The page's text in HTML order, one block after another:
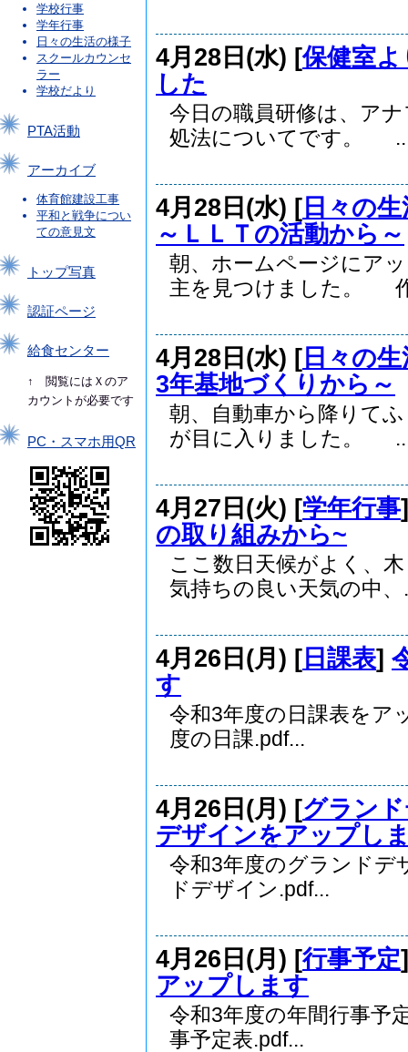
学校行事
学年行事
日々の生活の様子
スクールカウンセ
ラー
学校だより
PTA活動
アーカイブ
体育館建設工事
平和と戦争につい
ての意見文
トップ写真
認証ページ
給食センター
↑ 閲覧にはＸのア
カウントが必要です
PC・スマホ用QR
4月28日(水) [保健室よ
した
今日の職員研修は、ア
処法についてです。
4月28日(水) [ 日々の
～ＬＬＴの活動から～
朝、ホームページにア
主を見つけました。
4月28日(水) [ 日々の
3年基地づくりから～
朝、自動車から降りて
が目に入りました。
4月27日(火) [学年行事
の取り組みから~
ここ数日天候がよく、
気持ちの良い天気の中、
4月26日(月) [ 日課表]
す
令和3年度の日課表を
度の日課.pdf...
4月26日(月) [グラン
デザインをアップし
令和3年度のグランド
ドデザイン.pdf...
4月26日(月) [行事予定
アップします
令和3年度の年間行事
事予定表.pdf...